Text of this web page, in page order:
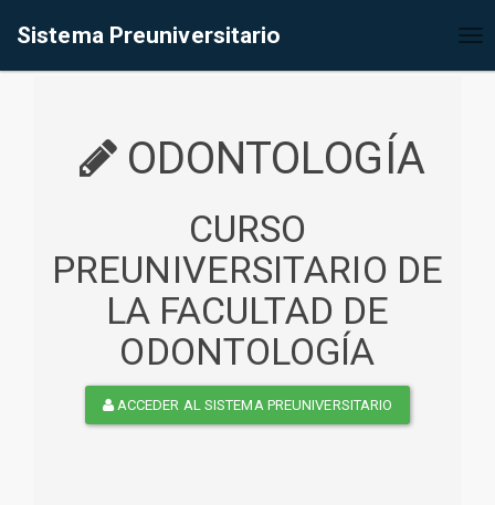
Sistema Preuniversitario
ODONTOLOGÍA
CURSO
PREUNIVERSITARIO DE
LA FACULTAD DE
ODONTOLOGÍA
ACCEDER AL SISTEMA PREUNIVERSITARIO